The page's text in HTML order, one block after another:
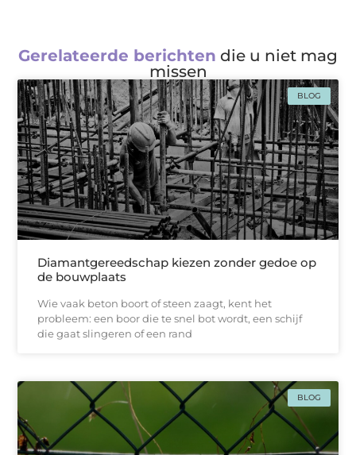
Gerelateerde berichten die u niet mag
missen
BLOG
Diamantgereedschap kiezen zonder gedoe op
de bouwplaats
Wie vaak beton boort of steen zaagt, kent het
probleem: een boor die te snel bot wordt, een schijf
die gaat slingeren of een rand
BLOG